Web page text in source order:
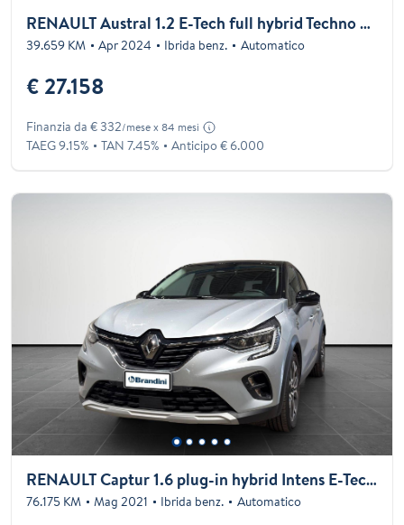
RENAULT Austral 1.2 E-Tech full hybrid Techno 200cv
39.659 KM Apr 2024 Ibrida benz. Automatico
€ 27.158
Finanzia da € 332/mese x 84 mesi
TAEG 9.15% TAN 7.45% Anticipo € 6.000
RENAULT Captur 1.6 plug-in hybrid Intens E-Tech 160cv auto my21
76.175 KM Mag 2021 Ibrida benz. Automatico